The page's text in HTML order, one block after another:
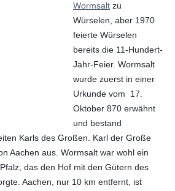
Wormsalt zu
Würselen, aber 1970
feierte Würselen
bereits die 11-Hundert-
Jahr-Feier. Wormsalt
wurde zuerst in einer
Urkunde vom 17.
Oktober 870 erwähnt
und bestand
Karls des Großen. Karl der Große
Aachen aus. Wormsalt war wohl ein
das den Hof mit den Gütern des
Aachen, nur 10 km entfernt, ist